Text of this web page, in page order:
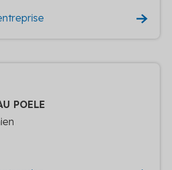
POELE